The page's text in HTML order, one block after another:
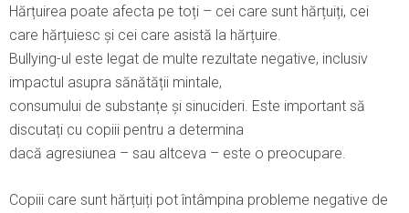
Hărțuirea poate afecta pe toți – cei care sunt hărțuiți, cei
care hărțuiesc și cei care asistă la hărțuire.
Bullying-ul este legat de multe rezultate negative, inclusiv
impactul asupra sănătății mintale,
consumului de substanțe și sinucideri. Este important să
discutați cu copiii pentru a determina
dacă agresiunea – sau altceva – este o preocupare.
Copiii care sunt hărțuiți pot întâmpina probleme negative de